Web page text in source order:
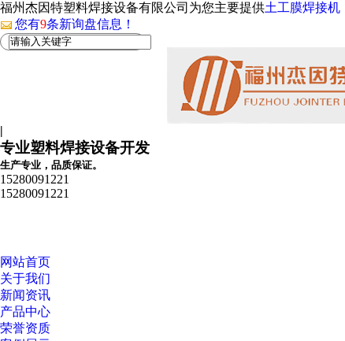
福州杰因特塑料焊接设备有限公司为您主要提供土工膜焊接机
您有9条新询盘信息！
|
专业塑料焊接设备开发
生产专业，品质保证。
15280091221
15280091221
网站首页
关于我们
新闻资讯
产品中心
荣誉资质